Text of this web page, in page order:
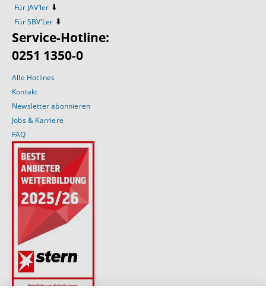
Für JAV’ler ⬇️
Für SBV’Ler ⬇️
Service-Hotline:
0251 1350-0
Alle Hotlines
Kontakt
Newsletter abonnieren
Jobs & Karriere
FAQ